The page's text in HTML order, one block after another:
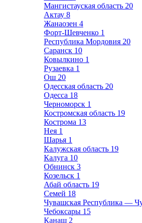
Мангистауская область 20
Актау 8
Жанаозен 4
Форт-Шевченко 1
Республика Мордовия 20
Саранск 10
Ковылкино 1
Рузаевка 1
Ош 20
Одесская область 20
Одесса 18
Черноморск 1
Костромская область 19
Кострома 13
Нея 1
Шарья 1
Калужская область 19
Калуга 10
Обнинск 3
Козельск 1
Абай область 19
Семей 18
Чувашская Республика —
Чебоксары 15
Канаш 2